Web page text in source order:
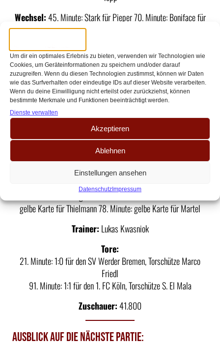
Um dir ein optimales Erlebnis zu bieten, verwenden wir Technologien wie
Cookies, um Geräteinformationen zu speichern und/oder darauf
zuzugreifen. Wenn du diesen Technologien zustimmst, können wir Daten
wie das Surfverhalten oder eindeutige IDs auf dieser Website verarbeiten.
Wenn du deine Einwilligung nicht erteilst oder zurückziehst, können
bestimmte Merkmale und Funktionen beeinträchtigt werden.
Dienste verwalten
Akzeptieren
Ablehnen
Einstellungen ansehen
Datenschutz Impressum
Wechsel: 45. Minute: Stark für Pieper 70. Minute: Boniface für
Topp 81. Minute: Mbangula für Puertas
Karten:75. Minute: gelbe Karte für Stark 96. Minute: gelb-rote
Karte für Stark
Trainer:Horst Steffen
Startaufstellung 1. FC Köln:Schwäbe – Özkacar, Heintz,
Sebulonsen – Castro-Montes, Johannesson, Martel, Thielmann –
S. El Mala, Bülter, Kaminski
12. Minute: van den Berg für Heintz 45. Minute: Krauß
für Montes-Castro 45. Minute: Lund für Johannesson 74. Minute:
Waldschmidt für Özkacar 82. Minute: Kainz für Martel
38. Minute: gelbe Karte für Castro-Montes 75. Minute:
gelbe Karte für Thielmann 78. Minute: gelbe Karte für Martel
Trainer: Lukas Kwasniok
Tore:
21. Minute: 1:0 für den SV Werder Bremen, Torschütze Marco
Friedl
91. Minute: 1:1 für den 1. FC Köln, Torschütze S. El Mala
Zuschauer: 41.800
Ausblick auf die nächste Partie: